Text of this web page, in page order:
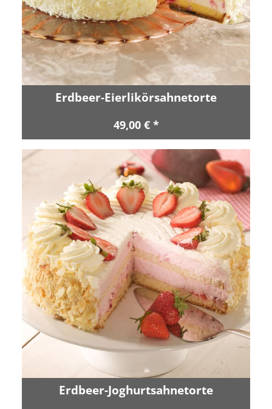
Erdbeer-Eierlikörsahnetorte
49,00 € *
Erdbeer-Joghurtsahnetorte